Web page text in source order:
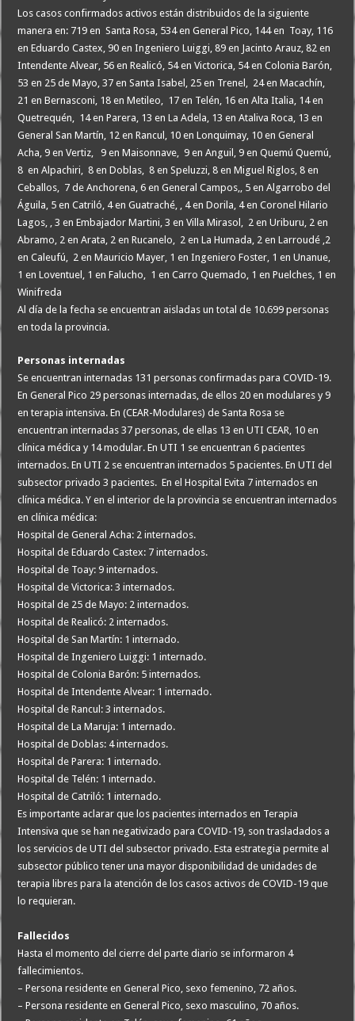
Los casos confirmados activos están distribuidos de la siguiente
manera en: 719 en Santa Rosa, 534 en General Pico, 144 en Toay, 116
en Eduardo Castex, 90 en Ingeniero Luiggi, 89 en Jacinto Arauz, 82 en
Intendente Alvear, 56 en Realicó, 54 en Victorica, 54 en Colonia Barón,
53 en 25 de Mayo, 37 en Santa Isabel, 25 en Trenel, 24 en Macachín,
21 en Bernasconi, 18 en Metileo, 17 en Telén, 16 en Alta Italia, 14 en
Quetrequén, 14 en Parera, 13 en La Adela, 13 en Ataliva Roca, 13 en
General San Martín, 12 en Rancul, 10 en Lonquimay, 10 en General
Acha, 9 en Vertiz, 9 en Maisonnave, 9 en Anguil, 9 en Quemú Quemú,
8 en Alpachiri, 8 en Doblas, 8 en Speluzzi, 8 en Miguel Riglos, 8 en
Ceballos, 7 de Anchorena, 6 en General Campos,, 5 en Algarrobo del
Águila, 5 en Catriló, 4 en Guatraché, , 4 en Dorila, 4 en Coronel Hilario
Lagos, , 3 en Embajador Martini, 3 en Villa Mirasol, 2 en Uriburu, 2 en
Abramo, 2 en Arata, 2 en Rucanelo, 2 en La Humada, 2 en Larroudé ,2
en Caleufú, 2 en Mauricio Mayer, 1 en Ingeniero Foster, 1 en Unanue,
1 en Loventuel, 1 en Falucho, 1 en Carro Quemado, 1 en Puelches, 1 en
Winifreda
Al día de la fecha se encuentran aisladas un total de 10.699 personas
en toda la provincia.
Personas internadas
Se encuentran internadas 131 personas confirmadas para COVID-19.
En General Pico 29 personas internadas, de ellos 20 en modulares y 9
en terapia intensiva. En (CEAR-Modulares) de Santa Rosa se
encuentran internadas 37 personas, de ellas 13 en UTI CEAR, 10 en
clínica médica y 14 modular. En UTI 1 se encuentran 6 pacientes
internados. En UTI 2 se encuentran internados 5 pacientes. En UTI del
subsector privado 3 pacientes. En el Hospital Evita 7 internados en
clínica médica. Y en el interior de la provincia se encuentran internados
en clínica médica:
Hospital de General Acha: 2 internados.
Hospital de Eduardo Castex: 7 internados.
Hospital de Toay: 9 internados.
Hospital de Victorica: 3 internados.
Hospital de 25 de Mayo: 2 internados.
Hospital de Realicó: 2 internados.
Hospital de San Martín: 1 internado.
Hospital de Ingeniero Luiggi: 1 internado.
Hospital de Colonia Barón: 5 internados.
Hospital de Intendente Alvear: 1 internado.
Hospital de Rancul: 3 internados.
Hospital de La Maruja: 1 internado.
Hospital de Doblas: 4 internados.
Hospital de Parera: 1 internado.
Hospital de Telén: 1 internado.
Hospital de Catriló: 1 internado.
Es importante aclarar que los pacientes internados en Terapia
Intensiva que se han negativizado para COVID-19, son trasladados a
los servicios de UTI del subsector privado. Esta estrategia permite al
subsector público tener una mayor disponibilidad de unidades de
terapia libres para la atención de los casos activos de COVID-19 que
lo requieran.
Fallecidos
Hasta el momento del cierre del parte diario se informaron 4
fallecimientos.
– Persona residente en General Pico, sexo femenino, 72 años.
– Persona residente en General Pico, sexo masculino, 70 años.